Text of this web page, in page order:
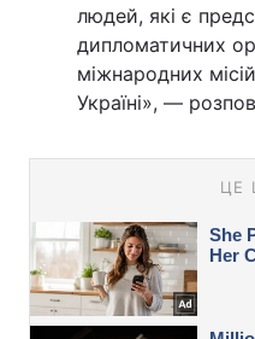
людей, які є
дипломатичних
міжнародних
Україні», —